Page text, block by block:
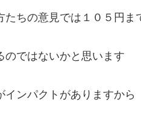
たちの意見では１０５円
のではないかと思います
インパクトがありますから